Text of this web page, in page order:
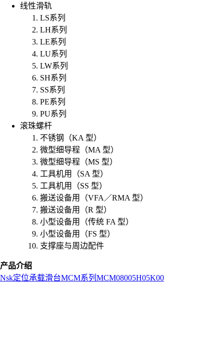
线性滑轨
LS系列
LH系列
LE系列
LU系列
LW系列
SH系列
SS系列
PE系列
PU系列
滚珠螺杆
不锈钢（KA 型）
微型细导程（MA 型）
微型细导程（MS 型）
工具机用（SA 型）
工具机用（SS 型）
搬送设备用（VFA／RMA 型）
搬送设备用（R 型）
小型设备用（传统 FA 型）
小型设备用（FS 型）
支撑座与周边配件
产品介绍
Nsk定位承载滑台MCM系列 MCM08005H05K00